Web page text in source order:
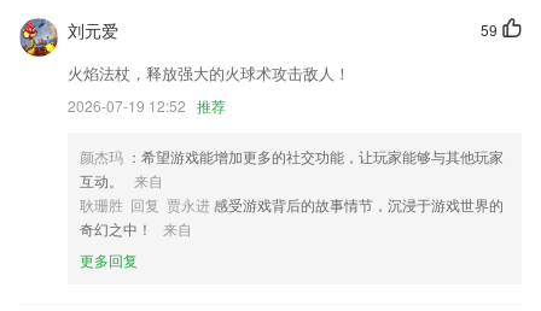
59
刘元爱
火焰法杖，释放强大的火球术攻击敌人！
2026-07-19 12:52 推荐
颜杰玛 ：希望游戏能增加更多的社交功能，让玩家能够与其他玩家
互动。
来自
耿珊胜 回复 贾永进感受游戏背后的故事情节，沉浸于游戏世界的
奇幻之中！
来自
更多回复